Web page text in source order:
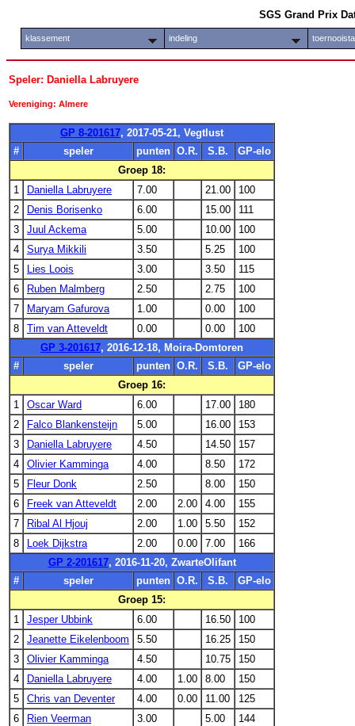
SGS Grand Prix
klassement indeling
Speler: Daniella Labruyere
Vereniging: Almere
GP 8-201617, 2017-05-21, Vegtlust
#
speler punten O.R. S.B.
GP-elo
Groep 18:
1
Daniella Labruyere 7.00 21.00
100
2
Denis Borisenko 6.00 15.00
111
3
Juul Ackema 5.00 10.00
100
4
Surya Mikkili 3.50 5.25
100
5
Lies Loois 3.00 3.50
115
6
Ruben Malmberg 2.50 2.75
100
7
Maryam Gafurova 1.00 0.00
100
8
Tim van Atteveldt 0.00 0.00
100
GP 3-201617, 2016-12-18, Moira-Domtoren
#
speler punten O.R. S.B.
GP-elo
Groep 16:
1
Oscar Ward 6.00 17.00
180
2
Falco Blankensteijn 5.00 16.00
153
3
Daniella Labruyere 4.50 14.50
157
4
Olivier Kamminga 4.00 8.50
172
5
Fleur Donk 2.50 8.00
150
6
Freek van Atteveldt 2.00 2.00 4.00
155
7
Ribal Al Hjouj 2.00 1.00 5.50
152
8
Loek Dijkstra 2.00 0.00 7.00
166
GP 2-201617, 2016-11-20, ZwarteOlifant
#
speler punten O.R. S.B.
GP-elo
Groep 15:
1
Jesper Ubbink 6.00 16.50
100
2
Jeanette Eikelenboom 5.50 16.25
150
3
Olivier Kamminga 4.50 10.75
150
4
Daniella Labruyere 4.00 1.00 8.00
150
5
Chris van Deventer 4.00 0.00 11.00
125
6
Rien Veerman 3.00 5.00
144